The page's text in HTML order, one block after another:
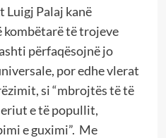
Luigj Palaj kanë
të trojeve
përfaqësojnë jo
por edhe vlerat
si “mbrojtës të të
e të popullit,
e guximi”. Me